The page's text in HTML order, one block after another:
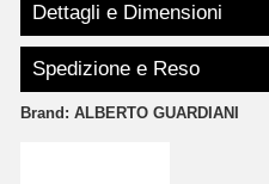
Dettagli e Dimensioni
Spedizione e Reso
Brand: ALBERTO GUARDIANI